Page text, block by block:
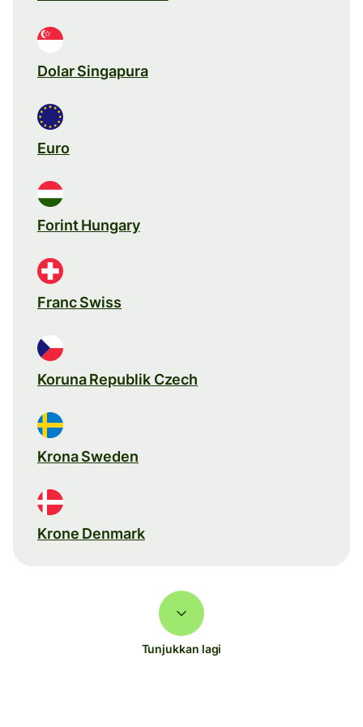
Dolar Singapura
Euro
Forint Hungary
Franc Swiss
Koruna Republik Czech
Krona Sweden
Krone Denmark
Tunjukkan lagi